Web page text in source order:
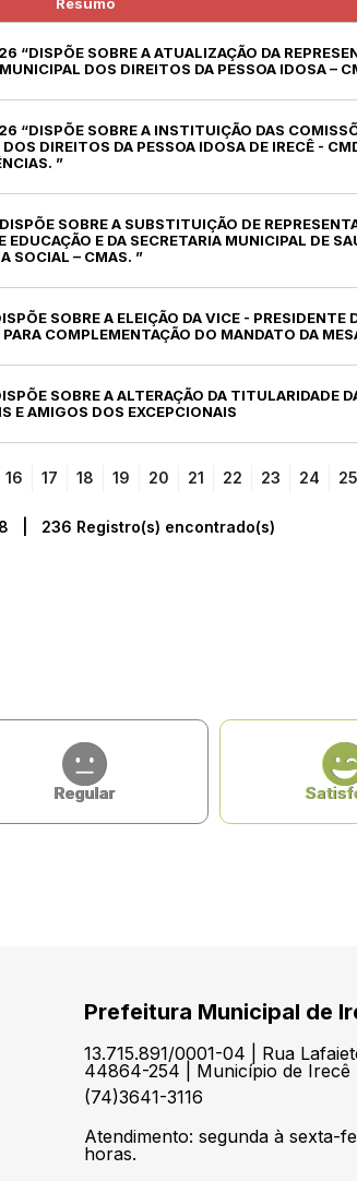
SOBRE A ATUALIZAÇÃO DA
DOS DIREITOS DA PESSOA IDOSA –
SOBRE A INSTITUIÇÃO DAS
DIREITOS DA PESSOA IDOSA DE IRECÊ -
”
SOBRE A SUBSTITUIÇÃO DE
EDUCAÇÃO E DA SECRETARIA MUNICIPAL DE
SOCIAL – CMAS. ”
SOBRE A ELEIÇÃO DA VICE - PRESIDENTE
COMPLEMENTAÇÃO DO MANDATO DA
SOBRE A ALTERAÇÃO DA TITULARIDADE
E AMIGOS DOS EXCEPCIONAIS
16 17 18 19 20 21 22 23 24 25
| 236 Registro(s) encontrado(s)
Regular
Prefeitura Municipal de
13.715.891/0001-04 | Rua
44864-254 | Município de Irecê
(74)3641-3116
Atendimento: segunda à sexta-
horas.